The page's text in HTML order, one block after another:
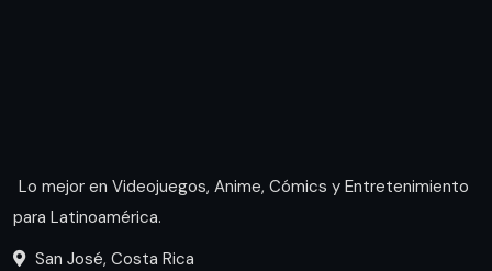
Lo mejor en Videojuegos, Anime, Cómics y Entretenimiento
para Latinoamérica.
San José, Costa Rica